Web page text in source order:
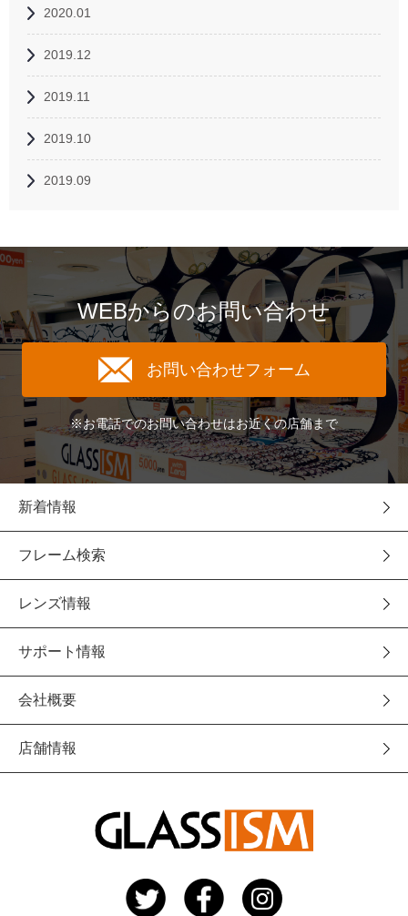
2020.01
2019.12
2019.11
2019.10
2019.09
WEBからのお問い合わせ
お問い合わせフォーム
※お電話でのお問い合わせはお近くの店舗まで
新着情報
フレーム検索
レンズ情報
サポート情報
会社概要
店舗情報